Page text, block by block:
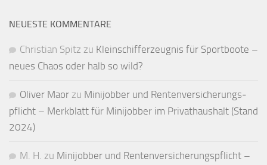
NEUESTE KOMMENTARE
Christian Spitz zu Kleinschifferzeugnis für Sportboote –
neues Chaos oder halb so wild?
Oliver Maor zu Minijobber und Renten­versicherungs­
pflicht – Merkblatt für Mini­jobber im Privat­haushalt (Stand
2024)
M. H. zu Minijobber und Renten­versicherungs­pflicht –